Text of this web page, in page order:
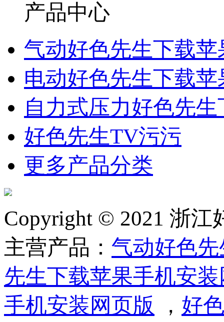
产品中心
气动好色先生下载
电动好色先生下载
自力式压力好色先
好色先生TV污污
更多产品分类
Copyright © 2021 浙
主营产品： 气动好色
先生下载苹果手机安
手机安装网页版
， 好